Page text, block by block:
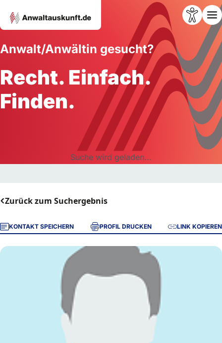
Anwalt/Anwältin gesucht?
Recht. Einfach.
Finden.
Suche wird geladen...
Zurück zum Suchergebnis
KONTAKT SPEICHERN PROFIL DRUCKEN LINK KOPIEREN